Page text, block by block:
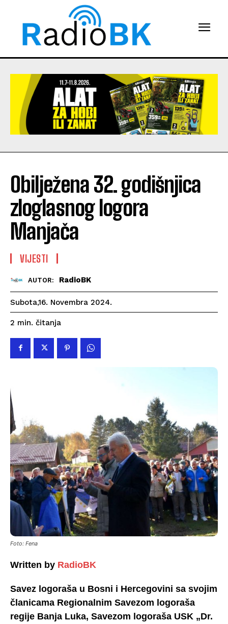
Obilježena 32. godišnjica
zloglasnog logora
Manjača
VIJESTI
AUTOR: RadioBK
Subota,16. Novembra 2024.
2 min. čitanja
Foto: Fena
Written by RadioBK
Savez logoraša u Bosni i Hercegovini sa svojim
članicama Regionalnim Savezom logoraša
regije Banja Luka, Savezom logoraša USK „Dr.